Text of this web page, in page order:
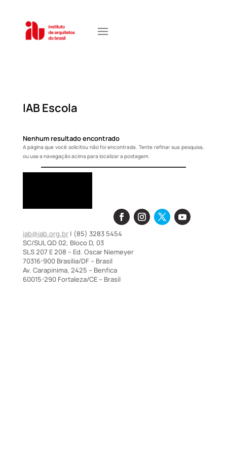
IAB Escola
Nenhum resultado encontrado
A página que você solicitou não foi encontrada. Tente refinar sua pesquisa,
ou use a navegação acima para localizar a postagem.
iab@iab.org.br| (85) 3283 5454
SC/SUL QD 02, Bloco D, 03
SLS 207 E 208 – Ed. Oscar Niemeyer
70316-900 Brasília/DF – Brasil
Av. Carapinima, 2425 – Benfica
60015-290 Fortaleza/CE – Brasil